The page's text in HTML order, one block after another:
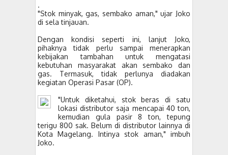
.
"Stok minyak, gas, sembako aman," ujar Joko
di sela tinjauan.
Dengan kondisi seperti ini, lanjut Joko,
pihaknya tidak perlu sampai menerapkan
kebijakan tambahan untuk mengatasi
kebutuhan masyarakat akan sembako dan
gas. Termasuk, tidak perlunya diadakan
kegiatan Operasi Pasar (OP).
"Untuk diketahui, stok beras di satu
lokasi distributor saja mencapai 40 ton,
kemudian gula pasir 8 ton, tepung
terigu 800 sak. Belum di distributor lainnya di
Kota Magelang. Intinya stok aman," imbuh
Joko.